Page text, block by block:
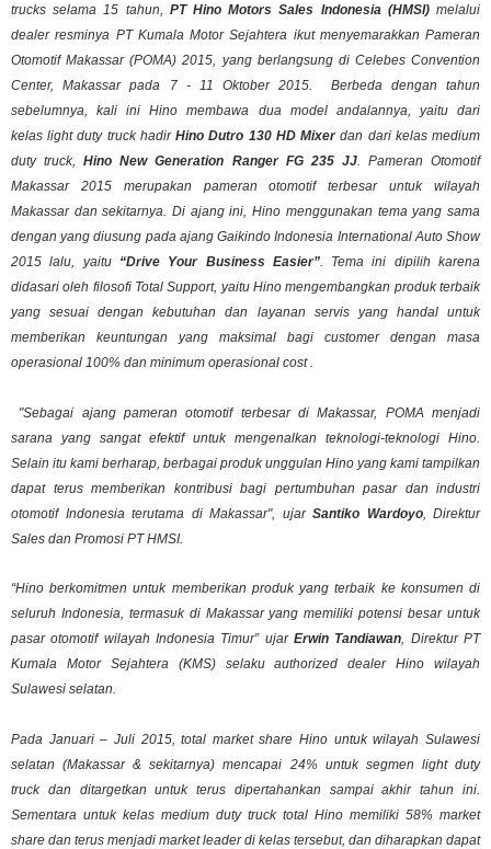
trucksselama 15 tahun, PT Hino Motors Sales Indonesia (HMSI)melalui
dealer resminya PT Kumala Motor Sejahtera ikut menyemarakkan Pameran
Otomotif Makassar (POMA) 2015, yang berlangsung di Celebes Convention
Center, Makassar pada 7 - 11 Oktober 2015. Berbeda dengan tahun
sebelumnya, kali ini Hino membawa dua model andalannya, yaitu dari
kelaslight duty truck hadirHino Dutro 130 HD Mixerdan dari kelasmedium
duty truck,Hino New Generation Ranger FG 235 JJ. Pameran Otomotif
Makassar 2015 merupakan pameran otomotif terbesar untuk wilayah
Makassar dan sekitarnya. Di ajang ini, Hino menggunakan tema yang sama
dengan yang diusung pada ajang Gaikindo Indonesia International Auto Show
2015 lalu, yaitu “Drive Your Business Easier”. Tema ini dipilih karena
didasari oleh filosofi Total Support, yaitu Hino mengembangkan produk terbaik
yang sesuai dengan kebutuhan dan layanan servis yang handal untuk
memberikan keuntungan yang maksimal bagi customer dengan masa
operasional 100% dan minimum operasional cost .
"Sebagai ajang pameran otomotif terbesar di Makassar, POMA menjadi
sarana yang sangat efektif untuk mengenalkan teknologi-teknologi Hino.
Selain itu kami berharap, berbagai produk unggulan Hino yang kami tampilkan
dapat terus memberikan kontribusi bagi pertumbuhan pasar dan industri
otomotif Indonesia terutama di Makassar", ujar Santiko Wardoyo, Direktur
Sales dan Promosi PT HMSI.
“Hino berkomitmen untuk memberikan produk yang terbaik ke konsumen di
seluruh Indonesia, termasuk di Makassar yang memiliki potensi besar untuk
pasar otomotif wilayah Indonesia Timur” ujarErwin Tandiawan , Direktur PT
Kumala Motor Sejahtera (KMS) selaku authorized dealer Hino wilayah
Sulawesi selatan.
Pada Januari – Juli 2015, total market share Hino untuk wilayah Sulawesi
selatan (Makassar & sekitarnya) mencapai 24% untuk segmen light duty
truckdan ditargetkan untuk terus dipertahankan sampai akhir tahun ini.
Sementara untuk kelas medium duty trucktotal Hino memiliki 58% market
share dan terus menjadi market leaderdi kelas tersebut, dan diharapkan dapat